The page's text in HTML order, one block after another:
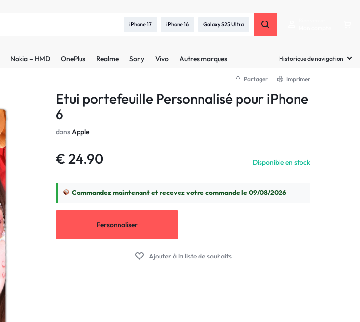
iPhone 17 iPhone 16 Galaxy S25 Ultra
Nokia – HMD OnePlus Realme Sony Vivo Autres marques Historique de navigation
Partager Imprimer
Etui portefeuille Personnalisé pour iPhone
6
dansApple
€ 24.90 Disponible en stock
Commandez maintenant et recevez votre commande le 09/08/2026
Personnaliser